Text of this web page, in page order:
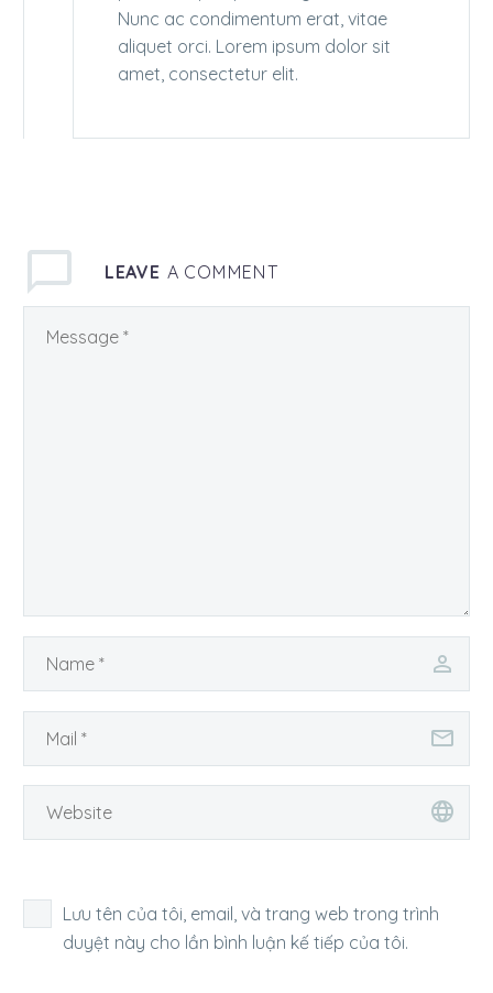
Nunc ac condimentum erat, vitae
aliquet orci. Lorem ipsum dolor sit
amet, consectetur elit.
LEAVE A COMMENT
Lưu tên của tôi, email, và trang web trong trình
duyệt này cho lần bình luận kế tiếp của tôi.